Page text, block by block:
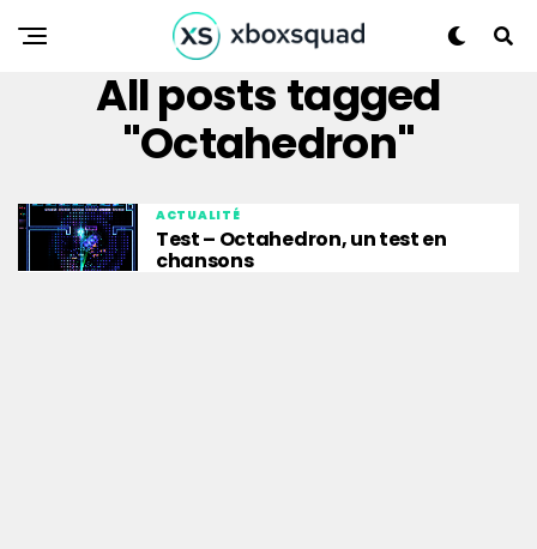
All posts tagged
"Octahedron"
ACTUALITÉ
Test – Octahedron, un test en
chansons